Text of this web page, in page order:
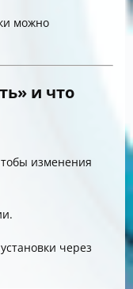
можно
и что
изменения
установки через